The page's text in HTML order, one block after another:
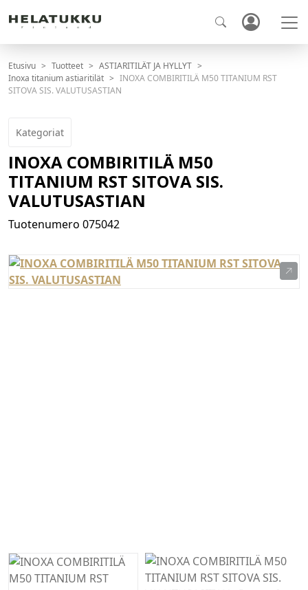
Etusivu Tuotteet
ASTIARITILÄT JA HYLLYT
Inoxa titanium astiaritilät
INOXA COMBIRITILÄ M50 TITANIUM RST
SITOVA SIS. VALUTUSASTIAN
Kategoriat
INOXA COMBIRITILÄ M50
TITANIUM RST SITOVA SIS.
VALUTUSASTIAN
Tuotenumero 075042